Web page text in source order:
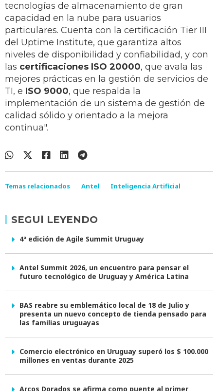
tecnologías de almacenamiento de gran
capacidad en la nube para usuarios
particulares. Cuenta con la certificación Tier III
del Uptime Institute, que garantiza altos
niveles de disponibilidad y confiabilidad, y con
las certificaciones ISO 20000, que avala las
mejores prácticas en la gestión de servicios de
TI, e ISO 9000, que respalda la
implementación de un sistema de gestión de
calidad sólido y orientado a la mejora
continua".
Temas relacionados Antel Inteligencia Artificial
SEGUÍ LEYENDO
4ª edición de Agile Summit Uruguay
Antel Summit 2026, un encuentro para pensar el
futuro tecnológico de Uruguay y América Latina
BAS reabre su emblemático local de 18 de Julio y
presenta un nuevo concepto de tienda pensado para
las familias uruguayas
Comercio electrónico en Uruguay superó los $ 100.000
millones en ventas durante 2025
Arcos Dorados se afirma como puente al primer